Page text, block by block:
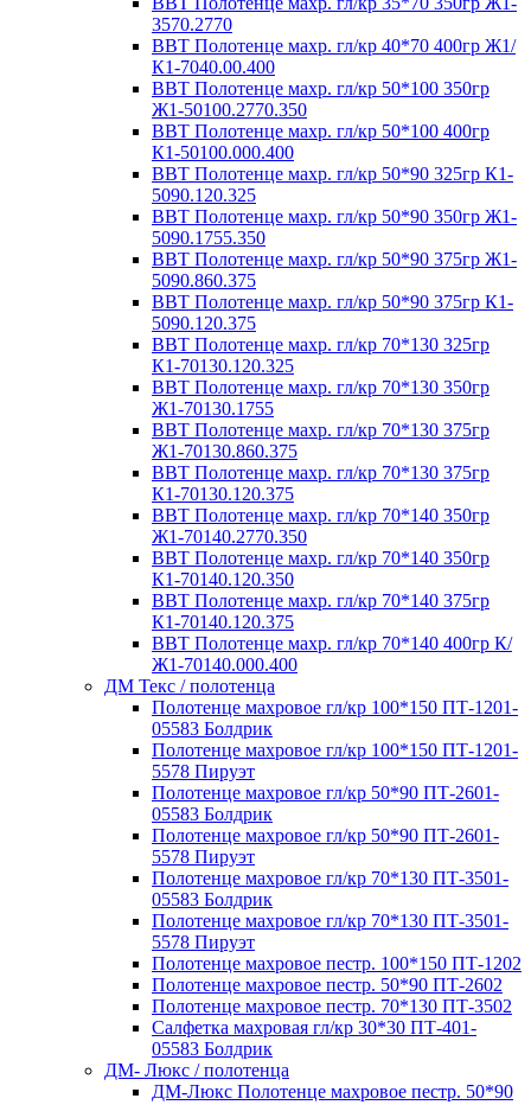
3570.2770
ВВТ Полотенце махр. гл/кр 40*70 400гр Ж1/
К1-7040.00.400
ВВТ Полотенце махр. гл/кр 50*100 350гр
Ж1-50100.2770.350
ВВТ Полотенце махр. гл/кр 50*100 400гр
К1-50100.000.400
ВВТ Полотенце махр. гл/кр 50*90 325гр К1-
5090.120.325
ВВТ Полотенце махр. гл/кр 50*90 350гр Ж1-
5090.1755.350
ВВТ Полотенце махр. гл/кр 50*90 375гр Ж1-
5090.860.375
ВВТ Полотенце махр. гл/кр 50*90 375гр К1-
5090.120.375
ВВТ Полотенце махр. гл/кр 70*130 325гр
К1-70130.120.325
ВВТ Полотенце махр. гл/кр 70*130 350гр
Ж1-70130.1755
ВВТ Полотенце махр. гл/кр 70*130 375гр
Ж1-70130.860.375
ВВТ Полотенце махр. гл/кр 70*130 375гр
К1-70130.120.375
ВВТ Полотенце махр. гл/кр 70*140 350гр
Ж1-70140.2770.350
ВВТ Полотенце махр. гл/кр 70*140 350гр
К1-70140.120.350
ВВТ Полотенце махр. гл/кр 70*140 375гр
К1-70140.120.375
ВВТ Полотенце махр. гл/кр 70*140 400гр К/
Ж1-70140.000.400
ДМ Текс / полотенца
Полотенце махровое гл/кр 100*150 ПТ-1201-
05583 Болдрик
Полотенце махровое гл/кр 100*150 ПТ-1201-
5578 Пируэт
Полотенце махровое гл/кр 50*90 ПТ-2601-
05583 Болдрик
Полотенце махровое гл/кр 50*90 ПТ-2601-
5578 Пируэт
Полотенце махровое гл/кр 70*130 ПТ-3501-
05583 Болдрик
Полотенце махровое гл/кр 70*130 ПТ-3501-
5578 Пируэт
Полотенце махровое пестр. 100*150 ПТ-1202
Полотенце махровое пестр. 50*90 ПТ-2602
Полотенце махровое пестр. 70*130 ПТ-3502
Салфетка махровая гл/кр 30*30 ПТ-401-
05583 Болдрик
ДМ- Люкс / полотенца
ДМ-Люкс Полотенце махровое пестр. 50*90